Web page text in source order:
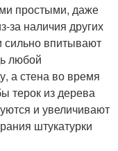
простыми, даже
за наличия других
сильно впитывают
любой
а стена во время
терок из дерева
и увеличивают
штукатурки